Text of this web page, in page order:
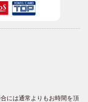
には通常よりもお時間を頂